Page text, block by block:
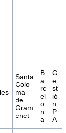
Santa
Colo
ma
de
Gram
enet
B
a
rc
el
o
n
a
G
e
st
ió
n
P
A